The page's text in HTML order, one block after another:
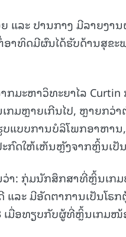
ລະ ປານກາງ ມີລາຍງາ
າທິດມີຜົນໄດ້ຮັບດ້ານສຸຂະ
າກມະຫາວິທະຍາໄລ
ມຫຼາຍເກີນໄປ, ຫຼາຍກວ່າ
ບແບບການບໍລິໂພກອາຫ
ດໃຫ້ເຫັນຫຼັງຈາກຫຼິ້ນເປັນ
າ: ກຸ່ມນັກສຶກສາທີ່ຫຼິ້ນເກ
ະ ມີອັດຕາການເປັນໂຣກ
ເມື່ອທຽບກັບຜູ້ທີ່ຫຼິ້ນເກມ